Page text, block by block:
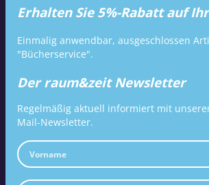
Erhalten Sie 5%-Rabatt auf
Einmalig anwendbar, ausgeschlossen
"Bücherservice".
Der raum&zeit Newsletter
Regelmäßig aktuell informiert mit
Mail-Newsletter.